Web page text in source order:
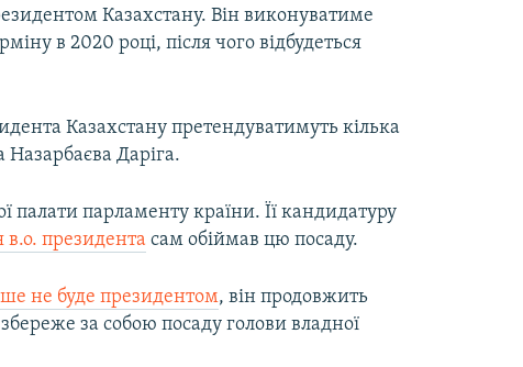
Казахстану. Він виконуватиме
в 2020 році, після чого відбудеться
Казахстану претендуватимуть кілька
Даріга.
палати парламенту країни. Її кандидатуру
президента сам обіймав цю посаду.
не буде президентом, він продовжить
за собою посаду голови владної